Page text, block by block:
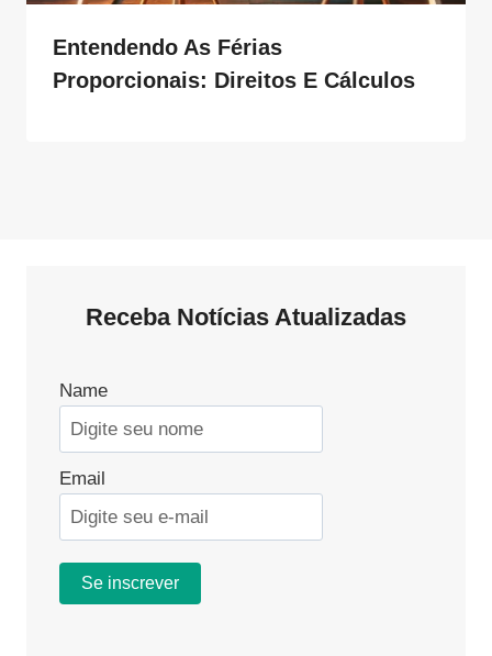
Entendendo As Férias
Proporcionais: Direitos E Cálculos
Receba Notícias Atualizadas
Name
Email